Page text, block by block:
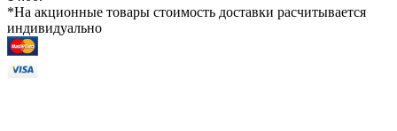
*На акционные товары стоимость доставки расчитывается
индивидуально